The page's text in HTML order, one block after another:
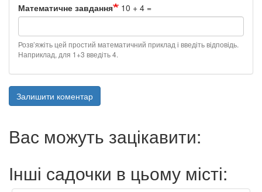
Математичне завдання 10 + 4 =
Розв’яжіть цей простий математичний приклад і введіть відповідь.
Наприклад, для 1+3 введіть 4.
Залишити коментар
Вас можуть зацікавити:
Інші садочки в цьому місті: